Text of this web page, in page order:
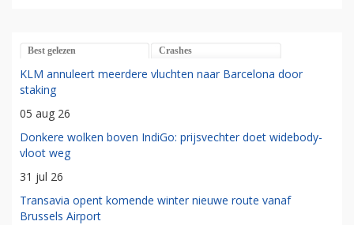
Best gelezen Crashes
KLM annuleert meerdere vluchten naar Barcelona door
staking
05 aug 26
Donkere wolken boven IndiGo: prijsvechter doet widebody-
vloot weg
31 jul 26
Transavia opent komende winter nieuwe route vanaf
Brussels Airport